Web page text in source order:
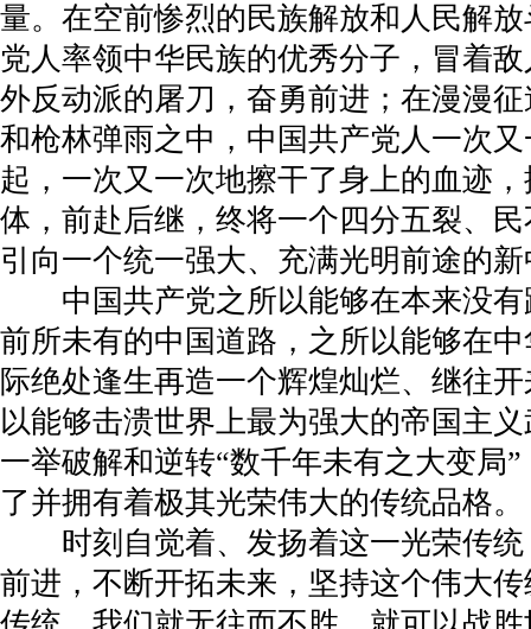
量。在空前惨烈的民族解放和人民解
党人率领中华民族的优秀分子，冒着
外反动派的屠刀，奋勇前进；在漫漫
和枪林弹雨之中，中国共产党人一次
起，一次又一次地擦干了身上的血迹
体，前赴后继，终将一个四分五裂、
引向一个统一强大、充满光明前途的
中国共产党之所以能够在本来没有
前所未有的中国道路，之所以能够在
际绝处逢生再造一个辉煌灿烂、继往
以能够击溃世界上最为强大的帝国主
一举破解和逆转“数千年未有之大变局
了并拥有着极其光荣伟大的传统品格。
时刻自觉着、发扬着这一光荣传统
前进，不断开拓未来，坚持这个伟大